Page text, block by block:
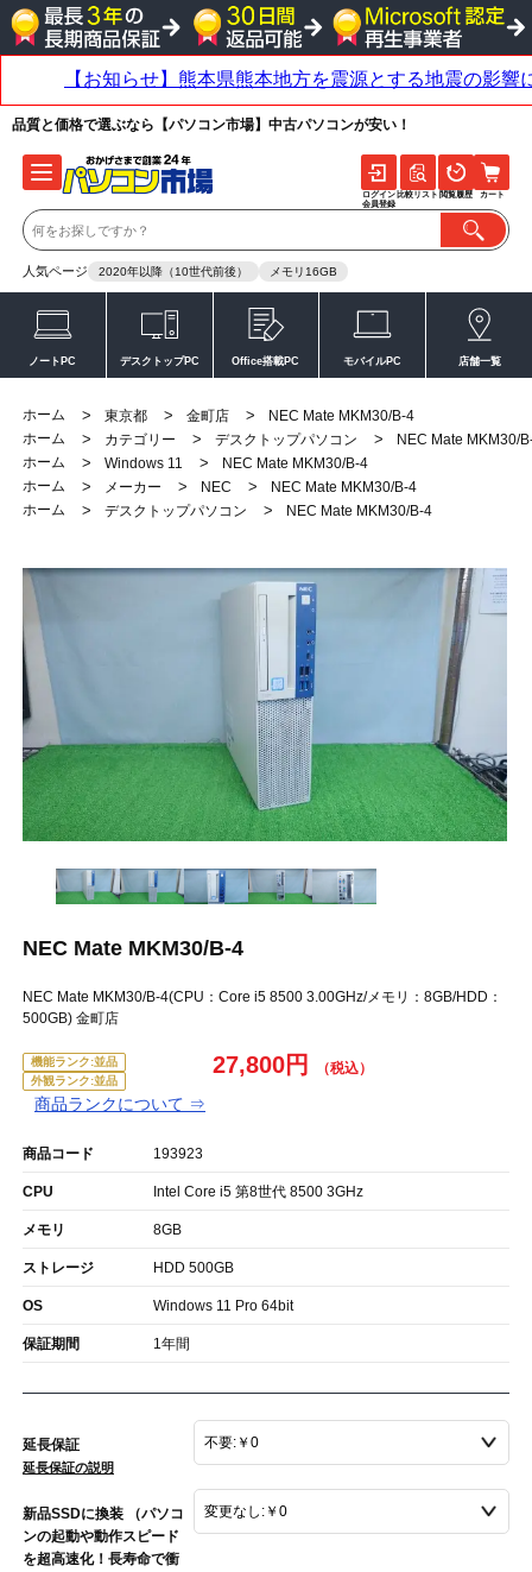
品質と価格で選ぶなら【パソコン市場】中古パソコンが安い！
人気ページ 2020年以降（10世代前後） メモリ16GB
ログイン
会員登録
比較リスト 閲覧履歴 カート
ノートPC デスクトップPC Office搭載PC モバイルPC 店舗一覧
ホーム > 東京都 > 金町店 >
NEC Mate MKM30/B-4
ホーム
> カテゴリー > デスクトップパソコン >
NEC Mate MKM30/
ホーム
> Windows 11 >
NEC Mate MKM30/B-4
ホーム
> メーカー > NEC >
NEC Mate MKM30/B-4
ホーム
> デスクトップパソコン > NEC Mate MKM30/B-4
NEC Mate MKM30/B-4
NEC Mate MKM30/B-4(CPU：Core i5 8500 3.00GHz/メモリ：8GB/HDD：
500GB) 金町店
機能ランク:並品
外観ランク:並品
商品ランクについて ⇒
27,800円
商品コード 193923
CPU Intel Core i5 第8世代 8500 3GHz
メモリ 8GB
ストレージ HDD 500GB
OS Windows 11 Pro 64bit
保証期間 1年間
延長保証
延長保証の説明
新品SSDに換装 （パソコ
ンの起動や動作スピード
を超高速化！長寿命で衝